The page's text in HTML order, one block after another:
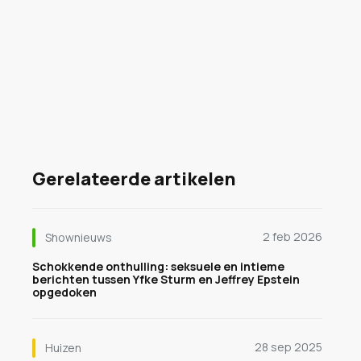
Gerelateerde artikelen
Shownieuws
2 feb 2026
Schokkende onthulling: seksuele en intieme
berichten tussen Yfke Sturm en Jeffrey Epstein
opgedoken
Huizen
28 sep 2025